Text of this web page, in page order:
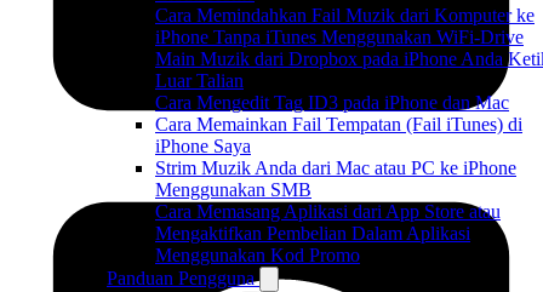
Cara Memindahkan Fail Muzik dari Komputer ke
iPhone Tanpa iTunes Menggunakan WiFi-Drive
Main Muzik dari Dropbox pada iPhone Anda
Luar Talian
Cara Mengedit Tag ID3 pada iPhone dan Mac
Cara Memainkan Fail Tempatan (Fail iTunes) di
iPhone Saya
Strim Muzik Anda dari Mac atau PC ke iPhone
Menggunakan SMB
Cara Memasang Aplikasi dari App Store atau
Mengaktifkan Pembelian Dalam Aplikasi
Menggunakan Kod Promo
Panduan Pengguna